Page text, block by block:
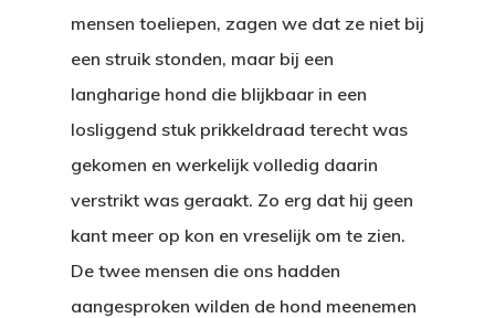
mensen toeliepen, zagen we dat ze niet bij
een struik stonden, maar bij een
langharige hond die blijkbaar in een
losliggend stuk prikkeldraad terecht was
gekomen en werkelijk volledig daarin
verstrikt was geraakt. Zo erg dat hij geen
kant meer op kon en vreselijk om te zien.
De twee mensen die ons hadden
aangesproken wilden de hond meenemen